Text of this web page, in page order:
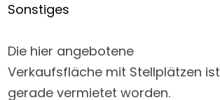
Sonstiges
Die hier angebotene
Verkaufsfläche mit Stellplätzen ist
gerade vermietet worden.